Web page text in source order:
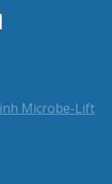
Microbe-Lift